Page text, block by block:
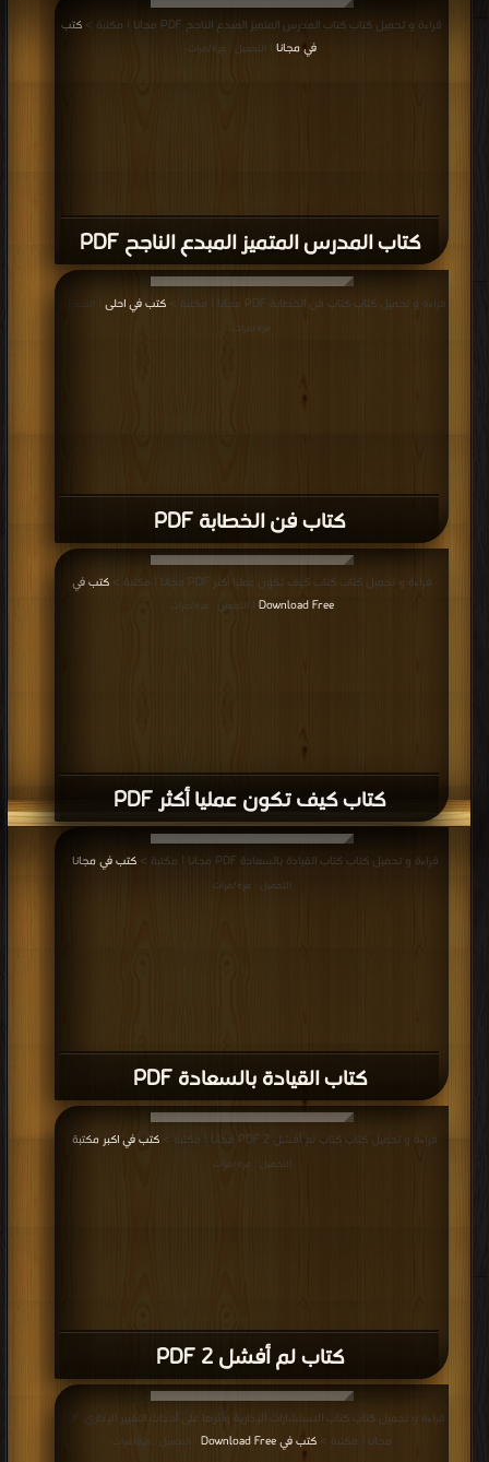
كتاب المدرس المتميز المبدع الناجح PDF
قراءة و تحميل كتاب كتاب المدرس المتميز المبدع الناجح PDF مجانا | مكتبة >
كتب
في مجانا | التحميل : مرة/مرات
كتاب فن الخطابة PDF
قراءة و تحميل كتاب كتاب فن الخطابة PDF مجانا | مكتبة > كتب في احلى
| التحميل :
مرة/مرات
كتاب كيف تكون عمليا أكثر PDF
قراءة و تحميل كتاب كتاب كيف تكون عمليا أكثر PDF مجانا | مكتبة >
كتب في
Download Free
| التحميل : مرة/مرات
كتاب القيادة بالسعادة PDF
قراءة و تحميل كتاب كتاب القيادة بالسعادة PDF مجانا | مكتبة > كتب في مجانا
التحميل : مرة/مرات
كتاب لم أفشل 2 PDF
قراءة و تحميل كتاب كتاب لم أفشل 2 PDF مجانا | مكتبة > كتب في اكبر مكتبة
التحميل : مرة/مرات
مجانا | مكتبة >كتب في Download Free | التحميل : مرة/مرات